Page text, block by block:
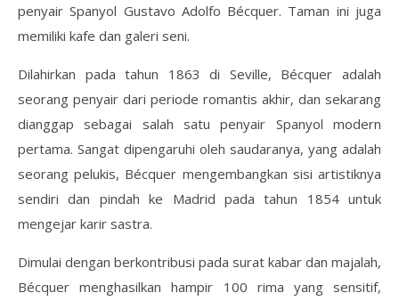
penyair Spanyol Gustavo Adolfo Bécquer. Taman ini juga
memiliki kafe dan galeri seni.
Dilahirkan pada tahun 1863 di Seville, Bécquer adalah
seorang penyair dari periode romantis akhir, dan sekarang
dianggap sebagai salah satu penyair Spanyol modern
pertama. Sangat dipengaruhi oleh saudaranya, yang adalah
seorang pelukis, Bécquer mengembangkan sisi artistiknya
sendiri dan pindah ke Madrid pada tahun 1854 untuk
mengejar karir sastra.
Dimulai dengan berkontribusi pada surat kabar dan majalah,
Bécquer menghasilkan hampir 100 rima yang sensitif,